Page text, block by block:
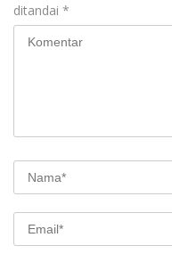
ditandai *